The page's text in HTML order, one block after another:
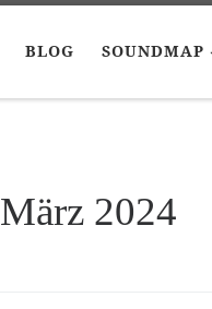
BLOG SOUNDMAP
2024